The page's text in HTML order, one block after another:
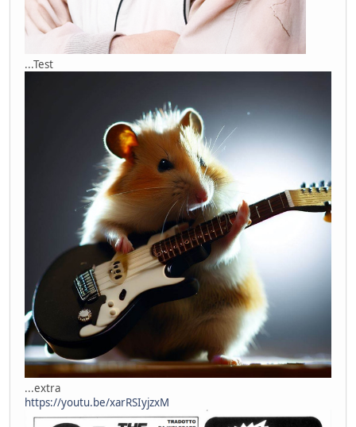
...Test
...extra
https://youtu.be/xarRSIyjzxM